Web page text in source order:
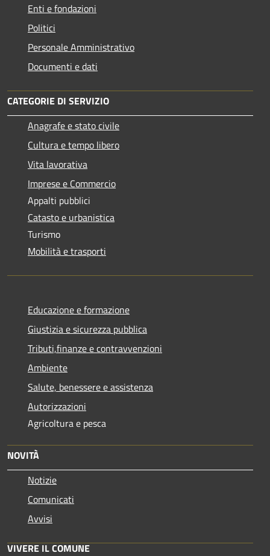
Enti e fondazioni
Politici
Personale Amministrativo
Documenti e dati
CATEGORIE DI SERVIZIO
Anagrafe e stato civile
Cultura e tempo libero
Vita lavorativa
Imprese e Commercio
Appalti pubblici
Catasto e urbanistica
Turismo
Mobilità e trasporti
Educazione e formazione
Giustizia e sicurezza pubblica
Tributi,finanze e contravvenzioni
Ambiente
Salute, benessere e assistenza
Autorizzazioni
Agricoltura e pesca
NOVITÀ
Notizie
Comunicati
Avvisi
VIVERE IL COMUNE